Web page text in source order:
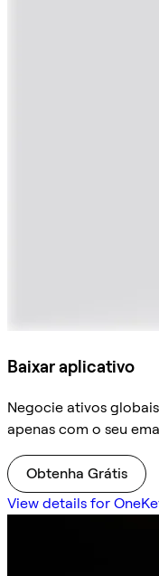
Baixar aplicativo
Negocie ativos
apenas com o seu
Obtenha Grátis
View details for